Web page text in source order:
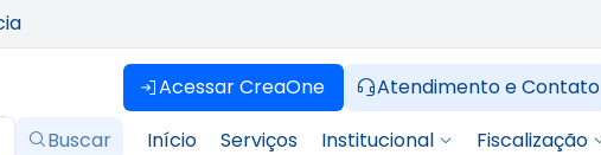
Acessar CreaOne
Atendimento e Contato
Buscar
Início Serviços Institucional Fiscalização